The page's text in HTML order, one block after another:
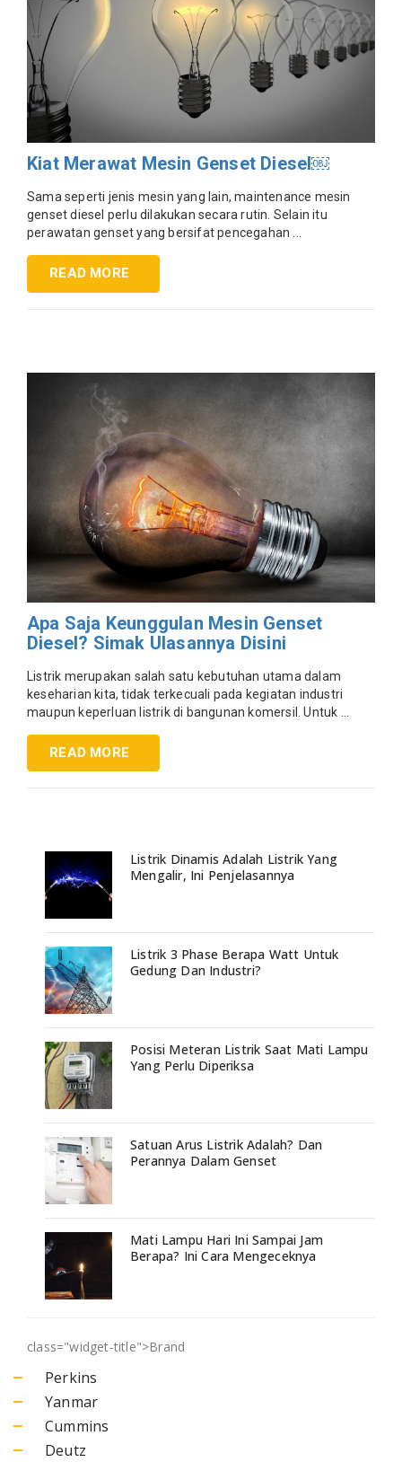
Kiat Merawat Mesin Genset Diesel￼
Sama seperti jenis mesin yang lain, maintenance mesin
genset diesel perlu dilakukan secara rutin. Selain itu
perawatan genset yang bersifat pencegahan ...
READ MORE
Apa Saja Keunggulan Mesin Genset
Diesel? Simak Ulasannya Disini
Listrik merupakan salah satu kebutuhan utama dalam
keseharian kita, tidak terkecuali pada kegiatan industri
maupun keperluan listrik di bangunan komersil. Untuk ...
READ MORE
Listrik Dinamis Adalah Listrik Yang
Mengalir, Ini Penjelasannya
Listrik 3 Phase Berapa Watt Untuk
Gedung Dan Industri?
Posisi Meteran Listrik Saat Mati Lampu
Yang Perlu Diperiksa
Satuan Arus Listrik Adalah? Dan
Perannya Dalam Genset
Mati Lampu Hari Ini Sampai Jam
Berapa? Ini Cara Mengeceknya
class="widget-title">Brand
Perkins
Yanmar
Cummins
Deutz